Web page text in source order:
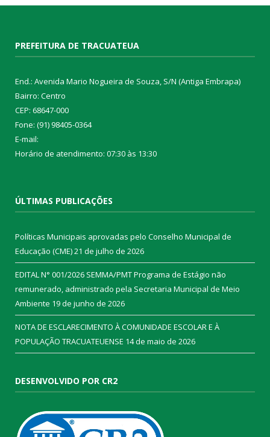
PREFEITURA DE TRACUATEUA
End.: Avenida Mario Nogueira de Souza, S/N (Antiga Embrapa)
Bairro: Centro
CEP: 68647-000
Fone: (91) 98405-0364
E-mail:
Horário de atendimento: 07:30 às 13:30
ÚLTIMAS PUBLICAÇÕES
Políticas Municipais aprovadas pelo Conselho Municipal de
Educação (CME)21 de julho de 2026
EDITAL N° 001/2026 SEMMA/PMT Programa de Estágio não
remunerado, administrado pela Secretaria Municipal de Meio
Ambiente 19 de junho de 2026
NOTA DE ESCLARECIMENTO À COMUNIDADE ESCOLAR E À
POPULAÇÃO TRACUATEUENSE 14 de maio de 2026
DESENVOLVIDO POR CR2